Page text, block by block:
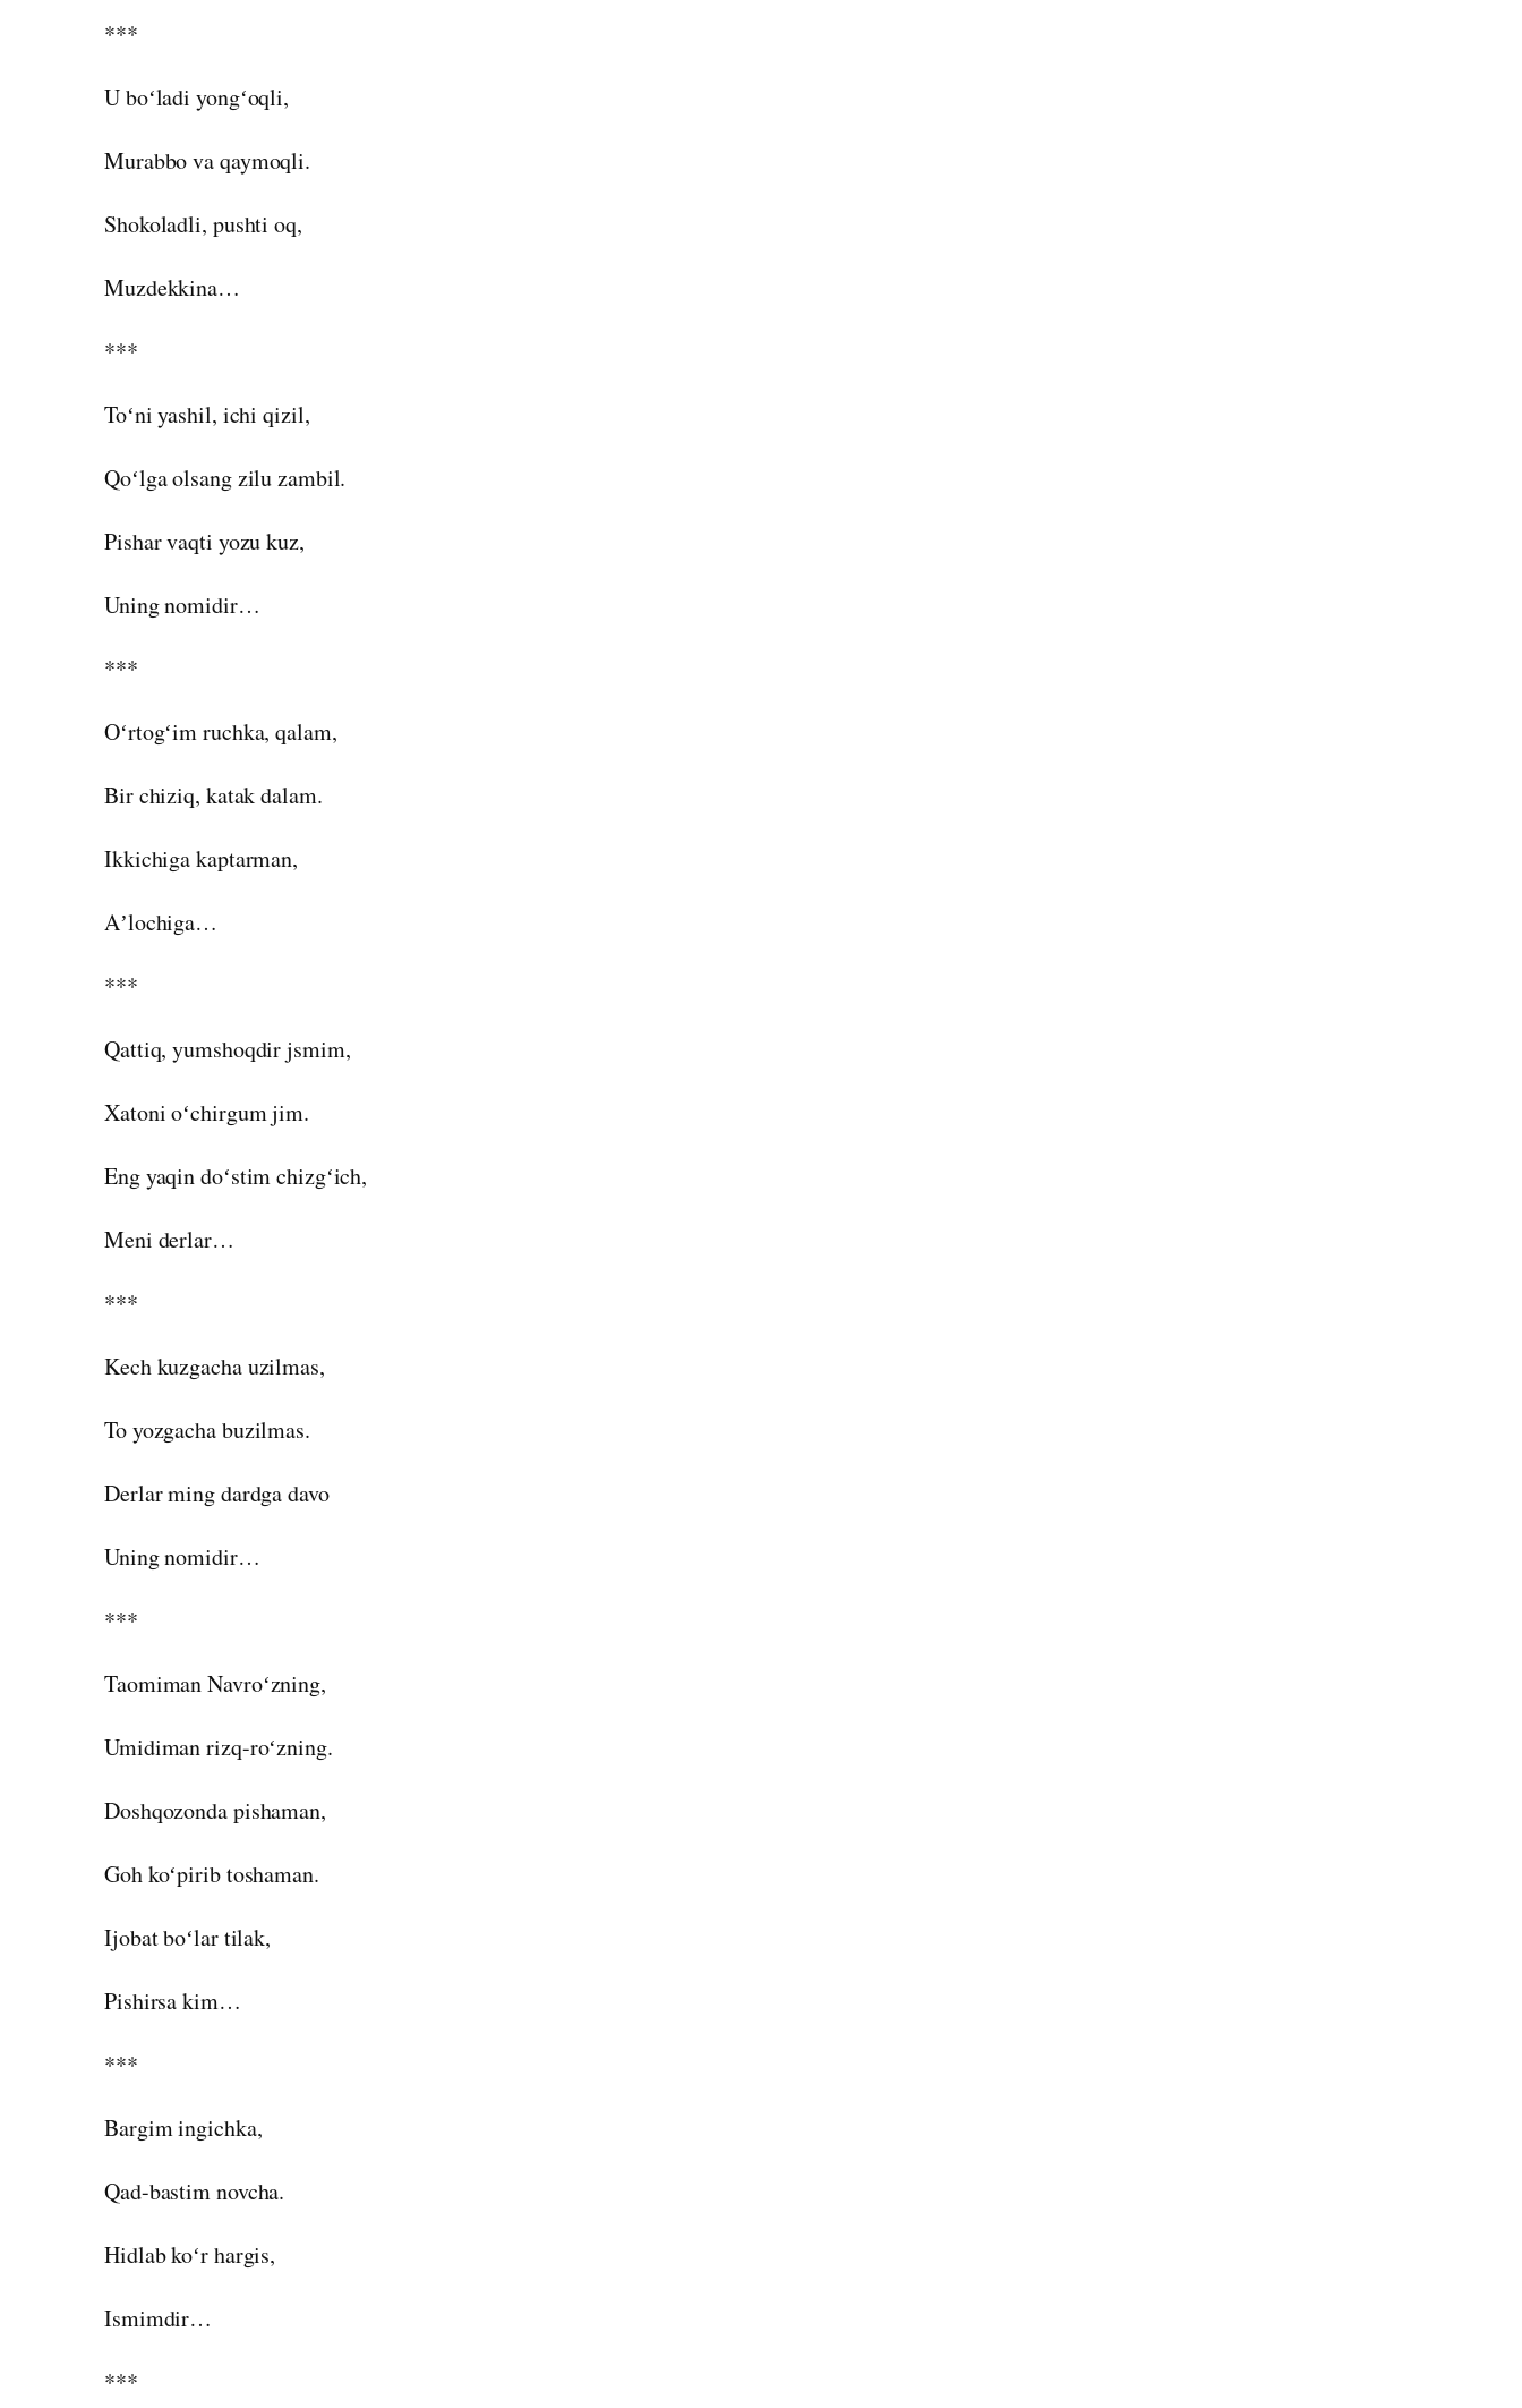
***
U boʻladi yongʻoqli,
Murabbo va qaymoqli.
Shokoladli, pushti oq,
Muzdekkina…
***
Toʻni yashil, ichi qizil,
Qoʻlga olsang zilu zambil.
Pishar vaqti yozu kuz,
Uning nomidir…
***
Oʻrtogʻim ruchka, qalam,
Bir chiziq, katak dalam.
Ikkichiga kaptarman,
Aʼlochiga…
***
Qattiq, yumshoqdir jsmim,
Xatoni oʻchirgum jim.
Eng yaqin doʻstim chizgʻich,
Meni derlar…
***
Kech kuzgacha uzilmas,
To yozgacha buzilmas.
Derlar ming dardga davo
Uning nomidir…
***
Taomiman Navroʻzning,
Umidiman rizq-roʻzning.
Doshqozonda pishaman,
Goh koʻpirib toshaman.
Ijobat boʻlar tilak,
Pishirsa kim…
***
Bargim ingichka,
Qad-bastim novcha.
Hidlab koʻr hargis,
Ismimdir…
***